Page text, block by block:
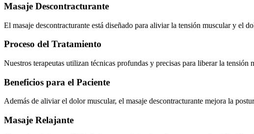
Masaje Descontracturante
El masaje descontracturante está diseñado para aliviar la tensión muscular y el
Proceso del Tratamiento
Nuestros terapeutas utilizan técnicas profundas y precisas para liberar la
Beneficios para el Paciente
Además de aliviar el dolor muscular, el masaje descontracturante mejora la
Masaje Relajante